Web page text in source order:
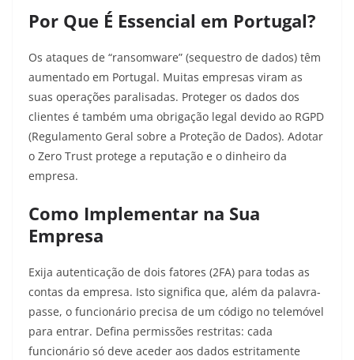
Por Que É Essencial em Portugal?
Os ataques de “ransomware” (sequestro de dados) têm
aumentado em Portugal. Muitas empresas viram as
suas operações paralisadas. Proteger os dados dos
clientes é também uma obrigação legal devido ao RGPD
(Regulamento Geral sobre a Proteção de Dados). Adotar
o Zero Trust protege a reputação e o dinheiro da
empresa.
Como Implementar na Sua
Empresa
Exija autenticação de dois fatores (2FA) para todas as
contas da empresa. Isto significa que, além da palavra-
passe, o funcionário precisa de um código no telemóvel
para entrar. Defina permissões restritas: cada
funcionário só deve aceder aos dados estritamente